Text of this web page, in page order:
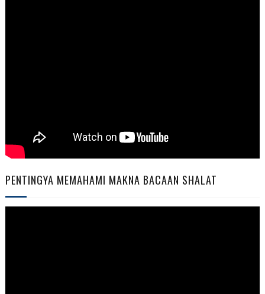
PENTINGYA MEMAHAMI MAKNA BACAAN SHALAT